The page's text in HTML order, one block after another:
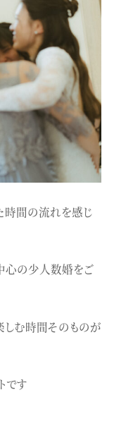
時間の流れを感じ
心の少人数婚をご
しむ時間そのものが
です